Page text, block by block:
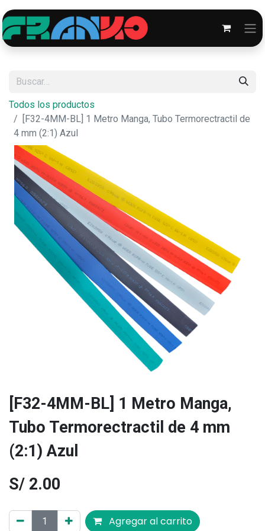
Todos los productos
[F32-4MM-BL] 1 Metro Manga, Tubo Termorectractil de
4 mm (2:1) Azul
[F32-4MM-BL] 1 Metro Manga,
Tubo Termorectractil de 4 mm
(2:1) Azul
S/ 2.00
Agregar al carrito